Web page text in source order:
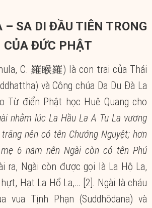
– SA DI ĐẦU TIÊN TRONG
CỦA ĐỨC PHẬT
C. 羅睺羅) là con trai của Thái
và Công chúa Da Du Đà La
Từ điển Phật học Huệ Quang cho
nhằm lúc La Hầu La A Tu La vương
nên có tên Chướng Nguyệt; hơn
6 năm nên Ngài còn có tên Phú
ra, Ngài còn được gọi là La Hộ La,
Hạt La Hổ La,… [2]. Ngài là cháu
vua Tịnh Phạn (Suddhōdana) và